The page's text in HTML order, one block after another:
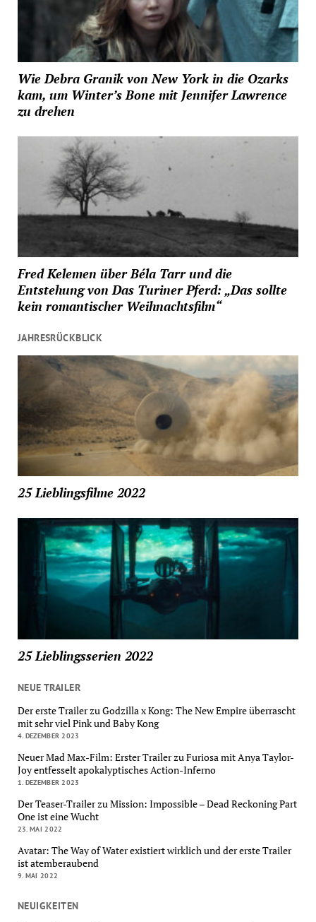
Wie Debra Granik von New York in die Ozarks
kam, um Winter’s Bone mit Jennifer Lawrence
zu drehen
Fred Kelemen über Béla Tarr und die
Entstehung von Das Turiner Pferd: „Das sollte
kein romantischer Weihnachtsfilm“
JAHRESRÜCKBLICK
25 Lieblingsfilme 2022
25 Lieblingsserien 2022
NEUE TRAILER
Der erste Trailer zu Godzilla x Kong: The New Empire überrascht
mit sehr viel Pink und Baby Kong
4. DEZEMBER 2023
Neuer Mad Max-Film: Erster Trailer zu Furiosa mit Anya Taylor-
Joy entfesselt apokalyptisches Action-Inferno
1. DEZEMBER 2023
Der Teaser-Trailer zu Mission: Impossible – Dead Reckoning Part
One ist eine Wucht
23. MAI 2022
Avatar: The Way of Water existiert wirklich und der erste Trailer
ist atemberaubend
9. MAI 2022
NEUIGKEITEN